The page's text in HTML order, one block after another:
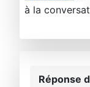
à la
Réponse